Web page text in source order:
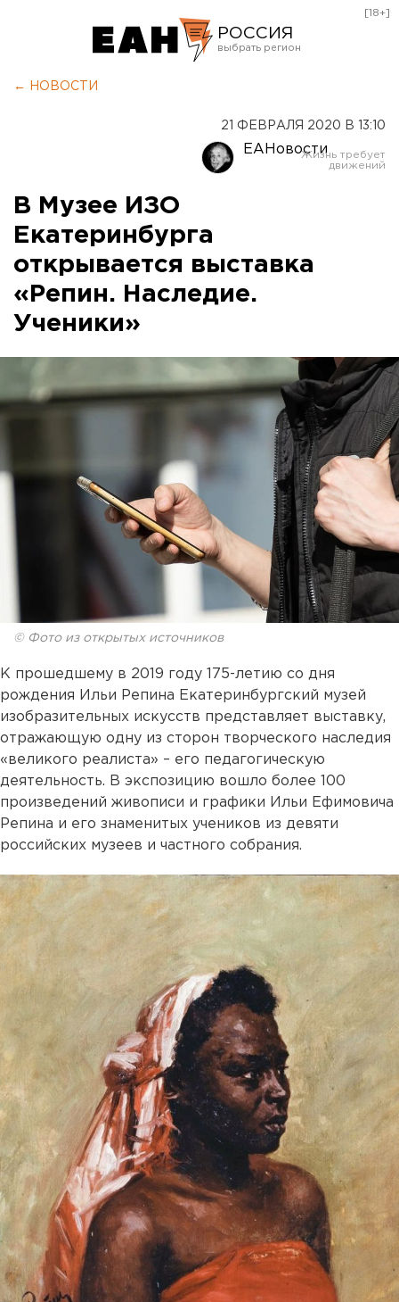
РОССИЯ
Оренбург
[18+]
← НОВОСТИ
21 ФЕВРАЛЯ 2020 В 13:10
ЕАНовости
В Музее ИЗО
Екатеринбурга
открывается выставка
«Репин. Наследие.
Ученики»
© Фото из открытых источников
К прошедшему в 2019 году 175-летию со дня
рождения Ильи Репина Екатеринбургский музей
изобразительных искусств представляет выставку,
отражающую одну из сторон творческого наследия
«великого реалиста» – его педагогическую
деятельность. В экспозицию вошло более 100
произведений живописи и графики Ильи Ефимовича
Репина и его знаменитых учеников из девяти
российских музеев и частного собрания.